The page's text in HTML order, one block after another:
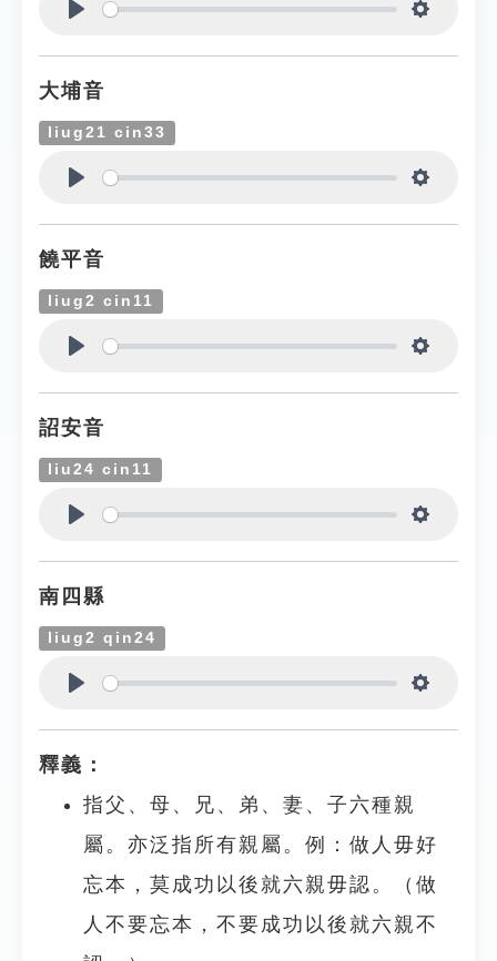
大埔音
liug21 cin33
饒平音
liug2 cin11
詔安音
liu24 cin11
南四縣
liug2 qin24
釋義：
指父、母、兄、弟、妻、子六種親
屬。亦泛指所有親屬。例：做人毋好
忘本，莫成功以後就六親毋認。（做
人不要忘本，不要成功以後就六親不